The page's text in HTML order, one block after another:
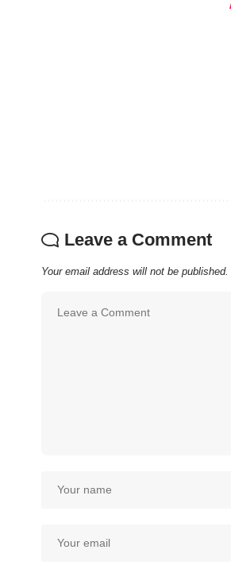
Leave a Comment
Your email address will not be published.